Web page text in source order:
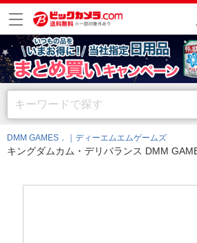
DMM GAMES．｜ディーエムエムゲームズ
キングダムカム・デリバランス DMM